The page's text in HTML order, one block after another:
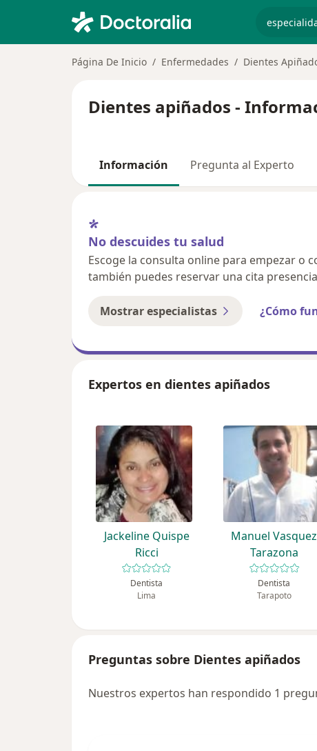
Página De Inicio Enfermedades Dientes
Dientes apiñados -
Información Pregunta al Experto
No descuides tu salud
Escoge la consulta online para empezar o
también puedes reservar una cita
Mostrar especialistas ¿Cómo
Expertos en dientes apiñados
Jackeline Quispe
Ricci
Dentista
Lima
Manuel Vasquez
Tarazona
Dentista
Tarapoto
Preguntas sobre Dientes apiñados
Nuestros expertos han respondido 1